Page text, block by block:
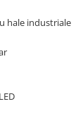
hale industriale